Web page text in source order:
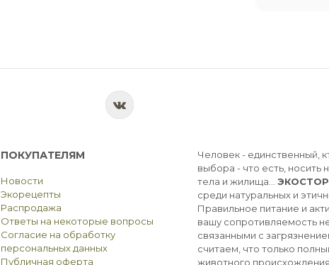
ПОКУПАТЕЛЯМ
Новости
Экорецепты
Распродажа
Ответы на некоторые вопросы
Согласие на обработку
персональных данных
Публичная оферта
Человек - единственный,
выбора - что есть, носить
тела и жилища...
среди натуральных и
Правильное питание и
вашу сопротивляемость
связанными с
считаем, что только
животного